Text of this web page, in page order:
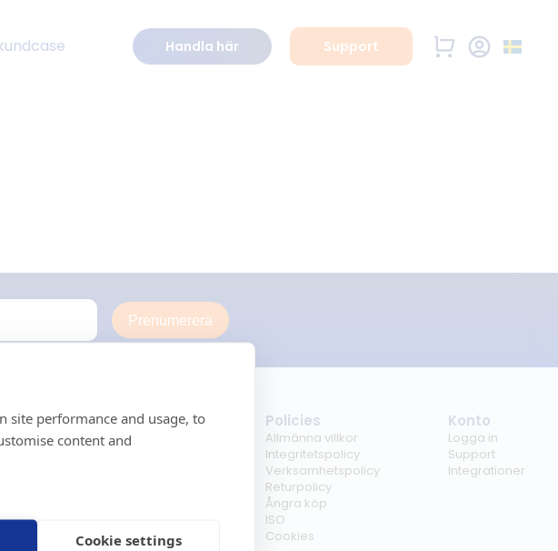
site performance and usage, to
content and
Cookie settings
Handla här Support
Prenumerera
Företag
Om oss
Policies
Allmänna villkor
Integritetspolicy
Verksamhetspolicy
Returpolicy
Ångra köp
ISO
Cookies
Konto
Logga in
Support
Integrationer